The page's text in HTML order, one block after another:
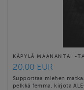
KÄPYLÄ MAANANTAI -
20.00 EUR
Supporttaa miehen
pelkkä femma, kirjota